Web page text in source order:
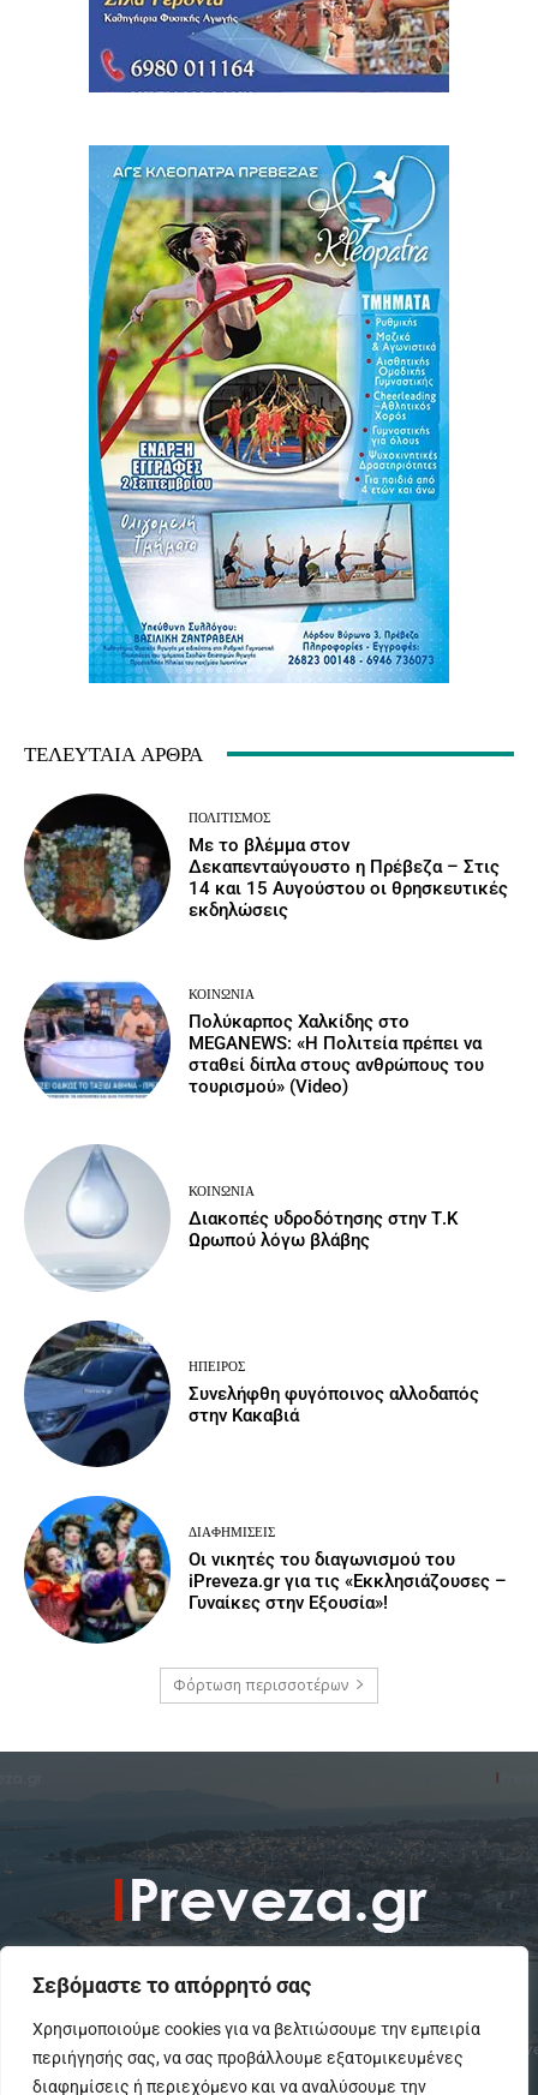
Σεβόμαστε το απόρρητό σας
Χρησιμοποιούμε cookies για να βελτιώσουμε την εμπειρία
περιήγησής σας, να σας προβάλλουμε εξατομικευμένες
διαφημίσεις ή περιεχόμενο και να αναλύσουμε την
ΤΕΛΕΥΤΑΊΑ ΆΡΘΡΑ
ΠΟΛΙΤΙΣΜΌΣ
Με το βλέμμα στον
Δεκαπενταύγουστο η Πρέβεζα – Στις
14 και 15 Αυγούστου οι θρησκευτικές
εκδηλώσεις
ΚΟΙΝΩΝΙΑ
Πολύκαρπος Χαλκίδης στο
MEGANEWS: «Η Πολιτεία πρέπει να
σταθεί δίπλα στους ανθρώπους του
τουρισμού» (Video)
ΚΟΙΝΩΝΙΑ
Διακοπές υδροδότησης στην Τ.Κ
Ωρωπού λόγω βλάβης
ΉΠΕΙΡΟΣ
Συνελήφθη φυγόποινος αλλοδαπός
στην Κακαβιά
ΔΙΑΦΗΜΊΣΕΙΣ
Οι νικητές του διαγωνισμού του
iPreveza.gr για τις «Εκκλησιάζουσες –
Γυναίκες στην Εξουσία»!
Φόρτωση περισσοτέρων
To IPreveza.gr είναι μια σύγχρονη ενημερωτική ιστοσελίδα για την
Πρέβεζα, Πάργα, Φιλιππιάδα και την Ήπειρο σε θέματα Κοινωνικά,